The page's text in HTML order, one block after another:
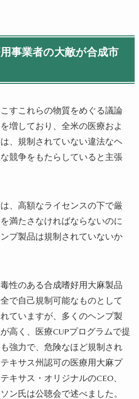
事業者の大敵が合成市
こすこれらの物質をめぐる議論
増しており、全米の医療およ
、規制されていない違法なヘ
競争をもたらしていると主張
、高額なライセンスの下で厳
満たさなければならないのに
プ製品は規制されていないか
毒性のある合成嗜好用大麻製品
で自己規制可能なものとして
ていますが、多くのヘンプ製
高く、医療CUPプログラムで提
強力で、危険なほど規制され
キサス州認可の医療用大麻プ
キサス・オリジナルのCEO、
ン氏は公聴会で述べました。